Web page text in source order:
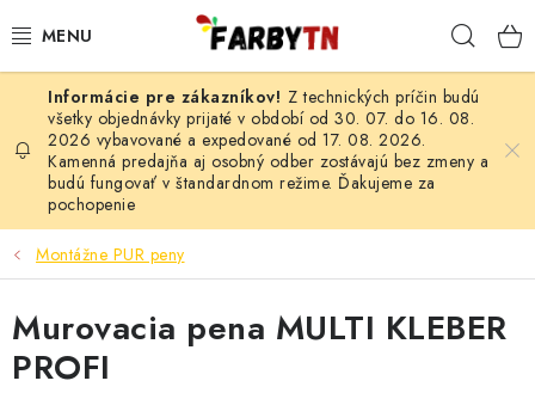
na
FARBY A LAKY
STAVEBNÁ CHÉMIA
MALIARSKE POTREBY
NÁRADIE
Z technických príčin budú
všetky objednávky prijaté v období od 30. 07. do 16. 08.
2026 vybavované a expedované od 17. 08. 2026.
Kamenná predajňa aj osobný odber zostávajú bez zmeny a
budú fungovať v štandardnom režime. Ďakujeme za
pochopenie
Montážne PUR peny
Murovacia pena MULTI KLEBER
PROFI